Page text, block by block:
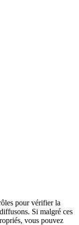
pour vérifier la
Si malgré ces
vous pouvez